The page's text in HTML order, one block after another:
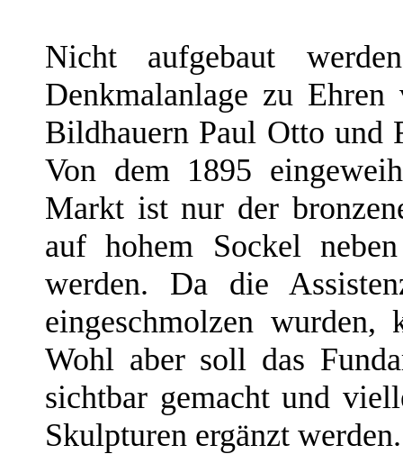
Nicht aufgebaut
Denkmalanlage zu
Bildhauern Paul Otto und
Von dem 1895
Markt ist nur der
auf hohem Sockel
werden. Da die
eingeschmolzen
Wohl aber soll das
sichtbar gemacht und
Skulpturen ergänzt werden.